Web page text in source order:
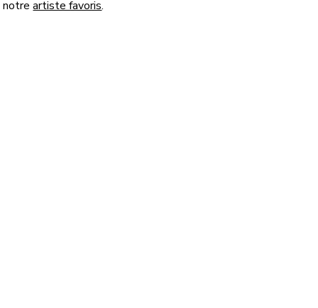
notreartiste favoris.